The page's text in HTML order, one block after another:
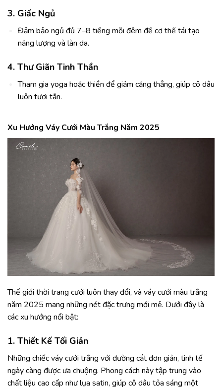
3. Giấc Ngủ
Đảm bảo ngủ đủ 7–8 tiếng mỗi đêm để cơ thể tái tạo
năng lượng và làn da.
4. Thư Giãn Tinh Thần
Tham gia yoga hoặc thiền để giảm căng thẳng, giúp cô dâu
luôn tươi tắn.
Xu Hướng Váy Cưới Màu Trắng Năm 2025
Thế giới thời trang cưới luôn thay đổi, và váy cưới màu trắng
năm 2025 mang những nét đặc trưng mới mẻ. Dưới đây là
các xu hướng nổi bật:
1. Thiết Kế Tối Giản
Những chiếc váy cưới trắng với đường cắt đơn giản, tinh tế
ngày càng được ưa chuộng. Phong cách này tập trung vào
chất liệu cao cấp như lụa satin, giúp cô dâu tỏa sáng một